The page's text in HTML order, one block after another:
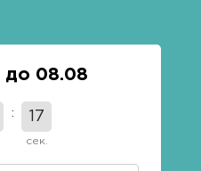
до 08.08
16
сек.